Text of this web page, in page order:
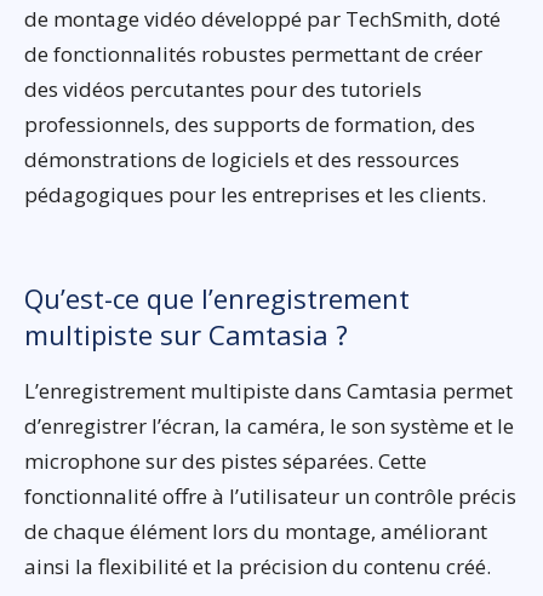
de montage vidéo développé par TechSmith, doté
de fonctionnalités robustes permettant de créer
des vidéos percutantes pour des tutoriels
professionnels, des supports de formation, des
démonstrations de logiciels et des ressources
pédagogiques pour les entreprises et les clients.
Qu’est-ce que l’enregistrement
multipiste sur Camtasia ?
L’enregistrement multipiste dans Camtasia permet
d’enregistrer l’écran, la caméra, le son système et le
microphone sur des pistes séparées. Cette
fonctionnalité offre à l’utilisateur un contrôle précis
de chaque élément lors du montage, améliorant
ainsi la flexibilité et la précision du contenu créé.